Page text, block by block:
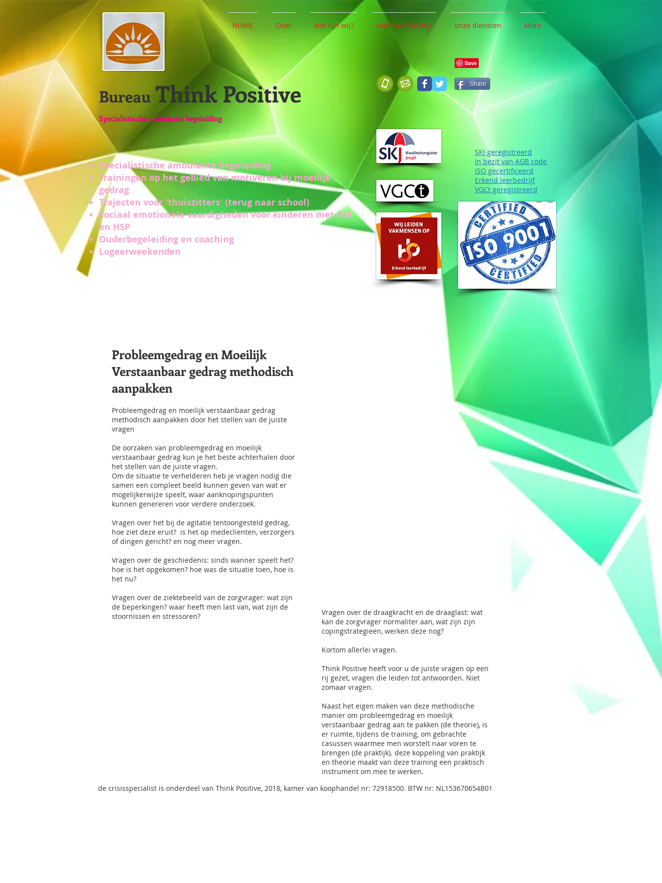
HOME Over wie zijn wij? voor wie zijn wij? onze diensten More
Bureau Think Positive
Specialistische ambulante begeleiding
Share
Specialistische ambulante begeleiding
Trainingen op het gebied van motiveren bij moeilijk
gedrag
Trajecten voor 'thuiszitters' (terug naar school)
Sociaal emotionele vaardigheden voor kinderen met ASS
en HSP
Ouderbegeleiding en coaching
Logeerweekenden
SKJ geregistreerd
In bezit van AGB code
ISO gecertificeerd
Erkend leerbedrijf
VGCt geregistreerd
Probleemgedrag en Moeilijk
Verstaanbaar gedrag methodisch
aanpakken
Probleemgedrag en moeilijk verstaanbaar gedrag
methodisch aanpakken door het stellen van de juiste
vragen
De oorzaken van probleemgedrag en moeilijk
verstaanbaar gedrag kun je het beste achterhalen door
het stellen van de juiste vragen.
Om de situatie te verhelderen heb je vragen nodig die
samen een compleet beeld kunnen geven van wat er
mogelijkerwijze speelt, waar aanknopingspunten
kunnen genereren voor verdere onderzoek.
Vragen over het bij de agitatie tentoongesteld gedrag,
hoe ziet deze eruit? is het op medeclienten, verzorgers
of dingen gericht? en nog meer vragen.
Vragen over de geschiedenis: sinds wanner speelt het?
hoe is het opgekomen? hoe was de situatie toen, hoe is
het nu?
Vragen over de ziektebeeld van de zorgvrager: wat zijn
de beperkingen? waar heeft men last van, wat zijn de
stoornissen en stressoren?
Vragen over de draagkracht en de draaglast: wat
kan de zorgvrager normaliter aan, wat zijn zijn
copingstrategieen, werken deze nog?
Kortom allerlei vragen.
Think Positive heeft voor u de juiste vragen op een
rij gezet, vragen die leiden tot antwoorden. Niet
zomaar vragen.
Naast het eigen maken van deze methodische
manier om probleemgedrag en moeilijk
verstaanbaar gedrag aan te pakken (de theorie), is
er ruimte, tijdens de training, om gebrachte
casussen waarmee men worstelt naar voren te
brengen (de praktijk). deze koppeling van praktijk
en theorie maakt van deze training een praktisch
instrument om mee te werken.
de crisisspecialist is onderdeel van Think Positive, 2018, kamer van koophandel nr: 72918500. BTW nr: NL153670654B01